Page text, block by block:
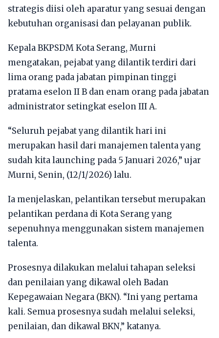
strategis diisi oleh aparatur yang sesuai dengan
kebutuhan organisasi dan pelayanan publik.
Kepala BKPSDM Kota Serang, Murni
mengatakan, pejabat yang dilantik terdiri dari
lima orang pada jabatan pimpinan tinggi
pratama eselon II B dan enam orang pada jabatan
administrator setingkat eselon III A.
“Seluruh pejabat yang dilantik hari ini
merupakan hasil dari manajemen talenta yang
sudah kita launching pada 5 Januari 2026,” ujar
Murni, Senin, (12/1/2026) lalu.
Ia menjelaskan, pelantikan tersebut merupakan
pelantikan perdana di Kota Serang yang
sepenuhnya menggunakan sistem manajemen
talenta.
Prosesnya dilakukan melalui tahapan seleksi
dan penilaian yang dikawal oleh Badan
Kepegawaian Negara (BKN). “Ini yang pertama
kali. Semua prosesnya sudah melalui seleksi,
penilaian, dan dikawal BKN,” katanya.